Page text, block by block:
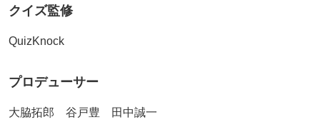
クイズ監修
QuizKnock
プロデューサー
大脇拓郎 谷戸豊 田中誠一